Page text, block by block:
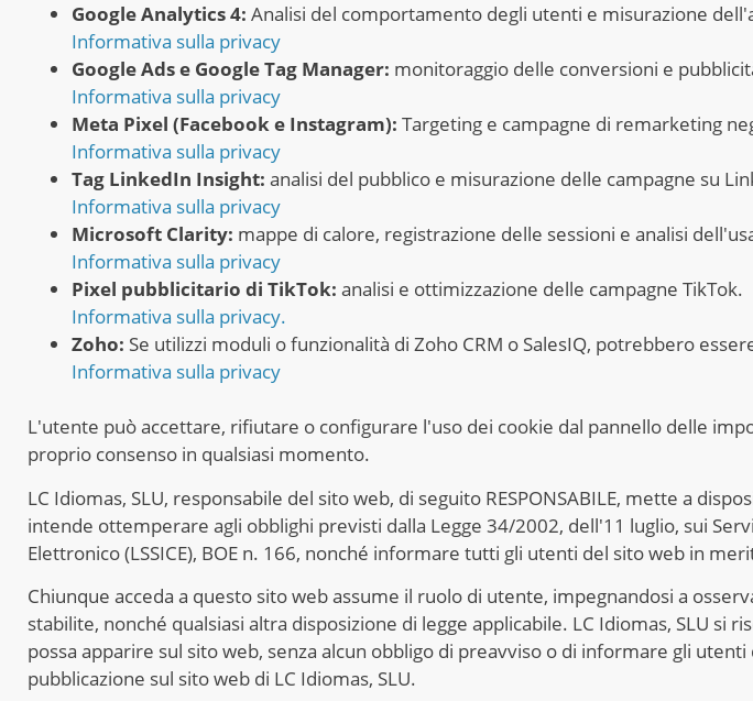
Google Analytics 4: Analisi del comportamento degli utenti e misurazione
Informativa sulla privacy
Google Ads e Google Tag Manager: monitoraggio delle conversioni e
Informativa sulla privacy
Meta Pixel (Facebook e Instagram): Targeting e campagne di remarketing
Informativa sulla privacy
Tag LinkedIn Insight: analisi del pubblico e misurazione delle campagne su
Informativa sulla privacy
Microsoft Clarity: mappe di calore, registrazione delle sessioni e analisi
Informativa sulla privacy
Pixel pubblicitario di TikTok: analisi e ottimizzazione delle campagne TikTok.
Informativa sulla privacy.
Zoho: Se utilizzi moduli o funzionalità di Zoho CRM o SalesIQ, potrebbero
Informativa sulla privacy
L'utente può accettare, rifiutare o configurare l'uso dei cookie dal pannello delle
proprio consenso in qualsiasi momento.
LC Idiomas, SLU, responsabile del sito web, di seguito RESPONSABILE, mette a
intende ottemperare agli obblighi previsti dalla Legge 34/2002, dell'11 luglio, sui
Elettronico (LSSICE), BOE n. 166, nonché informare tutti gli utenti del sito web in
Chiunque acceda a questo sito web assume il ruolo di utente, impegnandosi a
stabilite, nonché qualsiasi altra disposizione di legge applicabile. LC Idiomas, SLU si
possa apparire sul sito web, senza alcun obbligo di preavviso o di informare gli
pubblicazione sul sito web di LC Idiomas, SLU.